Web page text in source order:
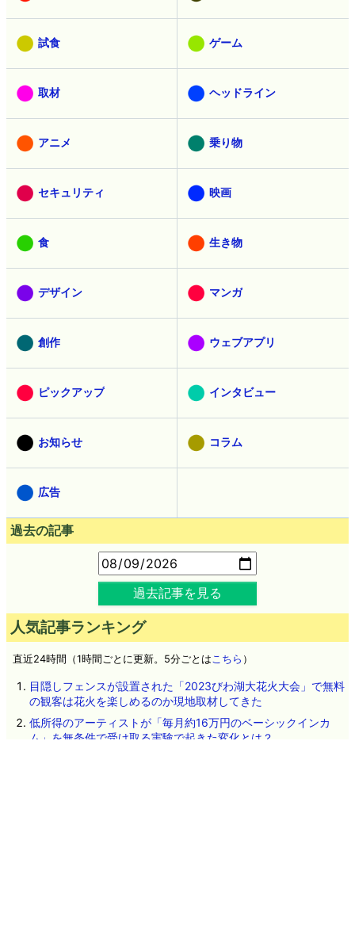
試食 ゲーム
取材 ヘッドライン
アニメ 乗り物
セキュリティ 映画
食 生き物
デザイン マンガ
創作 ウェブアプリ
ピックアップ インタビュー
お知らせ コラム
広告
過去の記事
過去記事を見る
人気記事ランキング
直近24時間（1時間ごとに更新。5分ごとはこちら ）
目隠しフェンスが設置された「2023びわ湖大花火大会」で無料
の観客は花火を楽しめるのか現地取材してきた
低所得のアーティストが「毎月約16万円のベーシックインカ
ム」を無条件で受け取る実験で起きた変化とは？